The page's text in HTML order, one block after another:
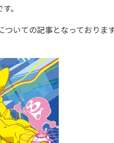
。
いての記事となっておりま